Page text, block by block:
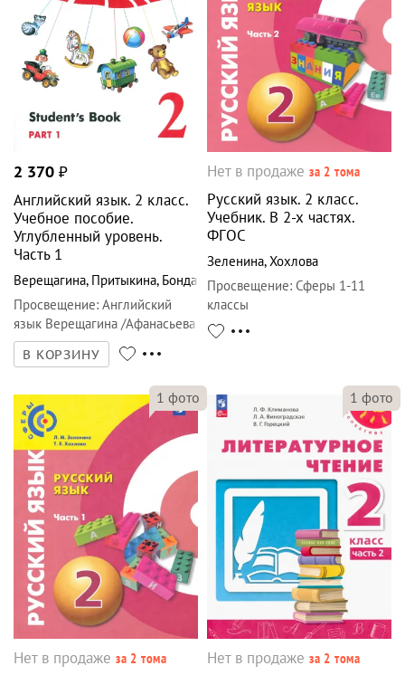
2 370 ₽
Английский язык. 2 класс.
Учебное пособие.
Углубленный уровень.
Часть 1
Верещагина, Притыкина, Бондаренко
Просвещение: Английский
язык Верещагина /Афанасьева
В КОРЗИНУ
Нет в продаже за 2 тома
Русский язык. 2 класс.
Учебник. В 2-х частях.
ФГОС
Зеленина,Хохлова
Просвещение: Сферы 1-11
классы
1 фото
Нет в продаже за 2 тома
1 фото
Нет в продаже за 2 тома